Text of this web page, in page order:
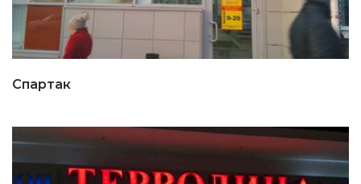
Спартак